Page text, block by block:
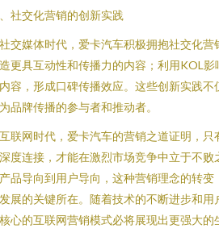
社交化营销的创新实践
交媒体时代，爱卡汽车积极拥抱社交化
更具互动性和传播力的内容；利用KOL
容，形成口碑传播效应。这些创新实践
品牌传播的参与者和推动者。
联网时代，爱卡汽车的营销之道证明，
度连接，才能在激烈市场竞争中立于不
品导向到用户导向，这种营销理念的转
展的关键所在。随着技术的不断进步和
心的互联网营销模式必将展现出更强大的